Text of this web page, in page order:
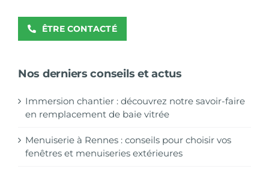
ÊTRE CONTACTÉ
Nos derniers conseils et actus
Immersion chantier : découvrez notre savoir-faire
en remplacement de baie vitrée
Menuiserie à Rennes : conseils pour choisir vos
fenêtres et menuiseries extérieures